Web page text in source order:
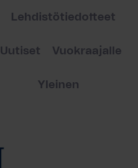
Lehdistötiedotteet
Uutiset Vuokraajalle
Yleinen